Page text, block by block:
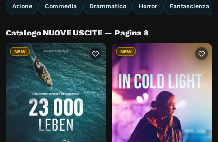
Azione Commedia Drammatico Horror Fantascienza
Catalogo NUOVE USCITE — Pagina 8
NEW NEW